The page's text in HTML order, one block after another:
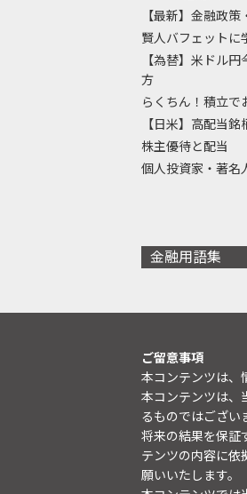
【最新】金融政
賢人バフェットに
【為替】米ドル
方
らくちん！積立で
【日米】高配当
株主優待と配当
個人投資家・著名
金融用語集
ご留意事項
本コンテンツは、
本コンテンツは、
るものではござい
将来の結果を保証
テンツの内容に依
願いいたします。